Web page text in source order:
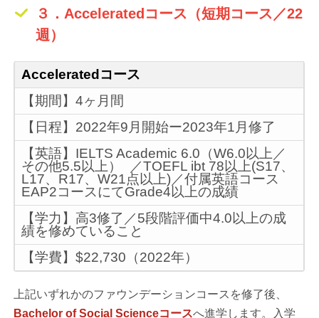
３．Acceleratedコース（短期コース／22
週）
Acceleratedコース
【期間】4ヶ月間
【日程】2022年9月開始ー2023年1月修了
【英語】IELTS Academic 6.0（W6.0以上／
その他5.5以上） ／TOEFL ibt 78以上(S17、
L17、R17、W21点以上)／付属英語コース
EAP2コースにてGrade4以上の成績
【学力】高3修了／5段階評価中4.0以上の成
績を修めていること
【学費】$22,730（2022年）
上記いずれかのファウンデーションコースを修了後、
Bachelor of Social Scienceコースへ進学します。入学